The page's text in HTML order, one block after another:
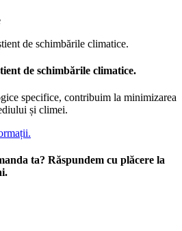
de schimbările climatice.
specifice, contribuim la minimizarea
și climei.
ta? Răspundem cu plăcere la